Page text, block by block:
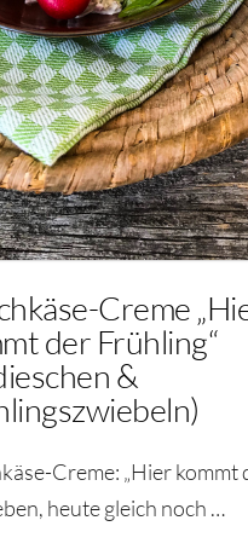
Creme
der Frühling“
&
Creme: „Hier kommt
heute gleich noch …